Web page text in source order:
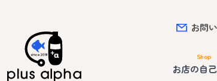
お問
Shop
お店の自